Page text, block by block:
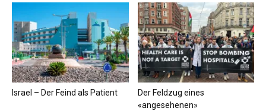
Israel – Der Feind als Patient
Der Feldzug eines
«angesehenen»